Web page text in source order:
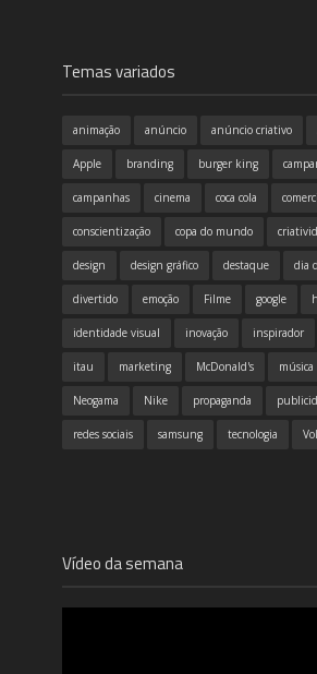
Temas variados
animação anúncio anúncio criativo
Apple branding burger king
campanhas cinema coca cola
conscientização copa do mundo
design design gráfico destaque dia
divertido emoção Filme google
identidade visual inovação inspirador
itau marketing McDonald's música
Neogama Nike propaganda
redes sociais samsung tecnologia
Vídeo da semana